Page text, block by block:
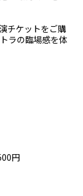
チケットをご購
ラの臨場感を体
円